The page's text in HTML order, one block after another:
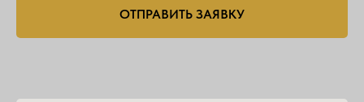
ОТПРАВИТЬ ЗАЯВКУ